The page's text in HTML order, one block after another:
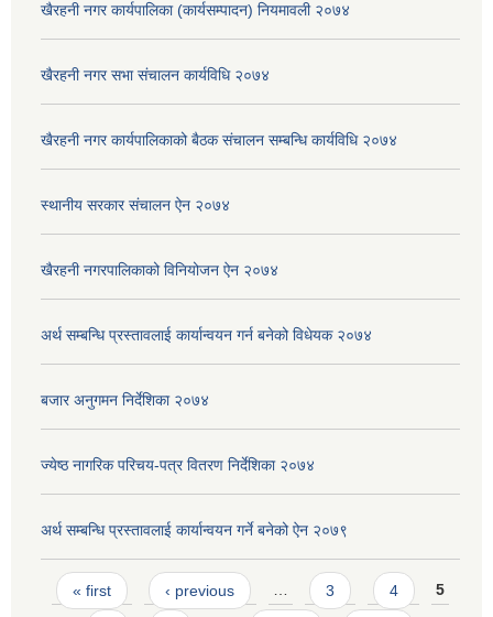
खैरहनी नगर कार्यपालिका (कार्यसम्पादन) नियमावली २०७४
खैरहनी नगर सभा संचालन कार्यविधि २०७४
खैरहनी नगर कार्यपालिकाको बैठक संचालन सम्बन्धि कार्यविधि २०७४
स्थानीय सरकार संचालन ऐन २०७४
खैरहनी नगरपालिकाको विनियोजन ऐन २०७४
अर्थ सम्बन्धि प्रस्तावलाई कार्यान्वयन गर्न बनेको विधेयक २०७४
बजार अनुगमन निर्देशिका २०७४
ज्येष्ठ नागरिक परिचय-पत्र वितरण निर्देशिका २०७४
अर्थ सम्बन्धि प्रस्तावलाई कार्यान्वयन गर्ने बनेको ऐन २०७९
Pages
« first ‹ previous … 3 4 5